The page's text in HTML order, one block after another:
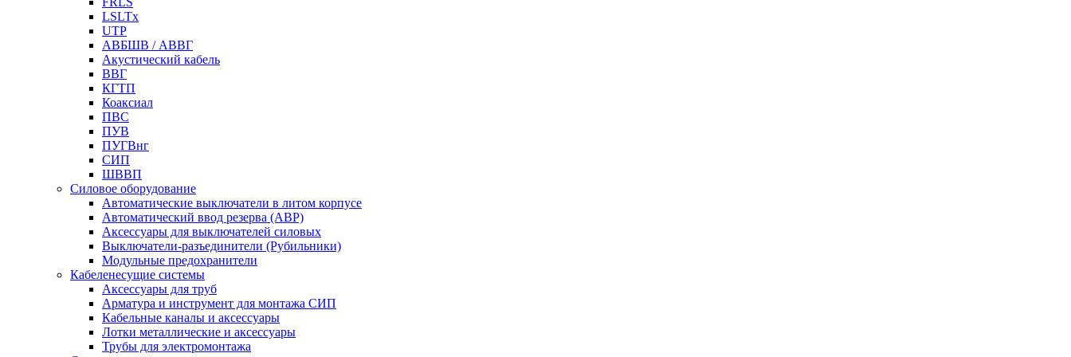
LSLTx
UTP
АВБШВ / АВВГ
Акустический кабель
ВВГ
КГТП
Коаксиал
ПВС
ПУВ
ПУГВнг
СИП
ШВВП
Силовое оборудование
Автоматические выключатели в литом корпусе
Автоматический ввод резерва (АВР)
Аксессуары для выключателей силовых
Выключатели-разъединители (Рубильники)
Модульные предохранители
Кабеленесущие системы
Аксессуары для труб
Арматура и инструмент для монтажа СИП
Кабельные каналы и аксессуары
Лотки металлические и аксессуары
Трубы для электромонтажа